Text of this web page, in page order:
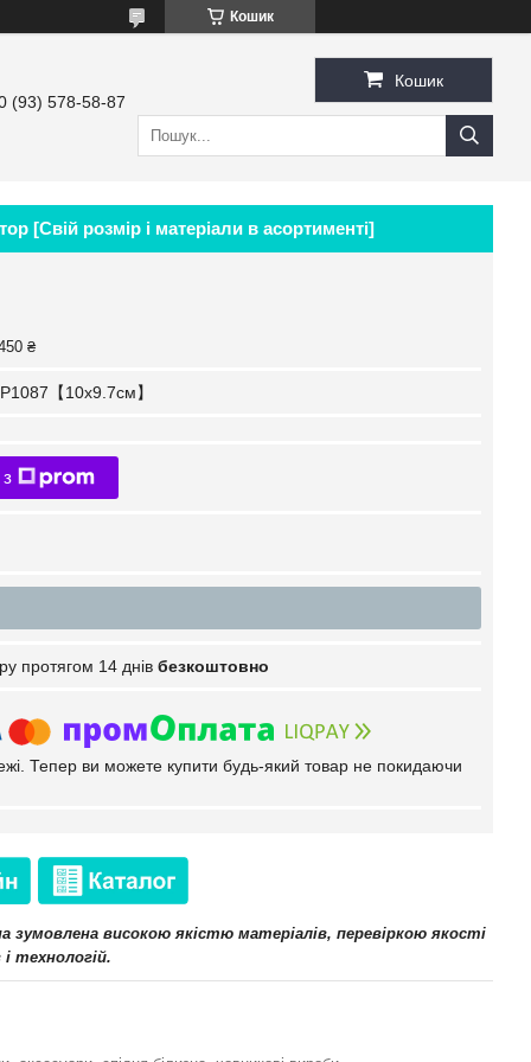
Кошик
(93) 578-58-87
Кошик
[Свій розмір і матеріали в асортименті]
₴
【10x9.7см】
протягом 14 днів безкоштовно
Тепер ви можете купити будь-який товар не покидаючи
зумовлена високою якістю матеріалів, перевіркою якості
технологій.